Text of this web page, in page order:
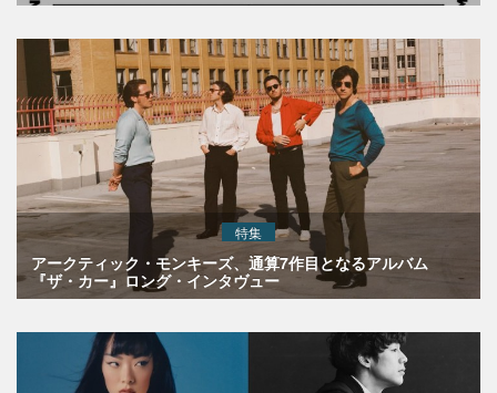
特集
アークティック・モンキーズ、通算7作目となるアルバム
『ザ・カー』ロング・インタヴュー